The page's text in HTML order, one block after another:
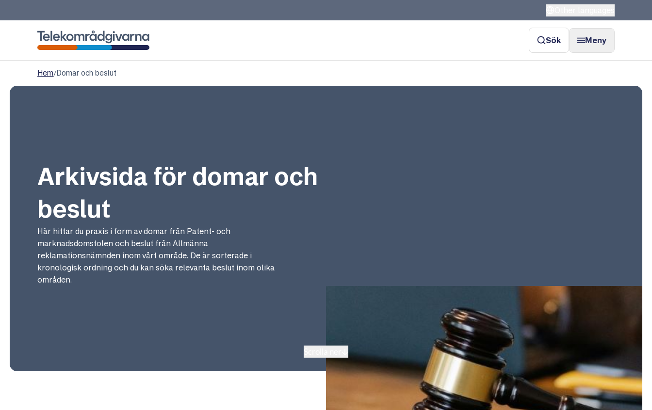
Sök Meny
Hem/Domar och beslut
Arkivsida för domar och
beslut
Här hittar du praxis i form av domar från Patent- och
marknadsdomstolen och beslut från Allmänna
reklamationsnämnden inom vårt område. De är sorterade i
kronologisk ordning och du kan söka relevanta beslut inom olika
områden.